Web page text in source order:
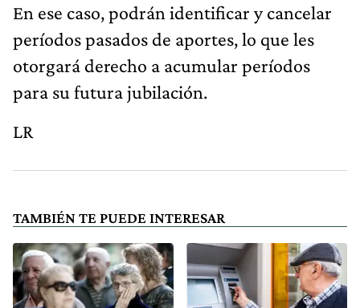
En ese caso, podrán identificar y cancelar
períodos pasados de aportes, lo que les
otorgará derecho a acumular períodos
para su futura jubilación.
LR
TAMBIÉN TE PUEDE INTERESAR